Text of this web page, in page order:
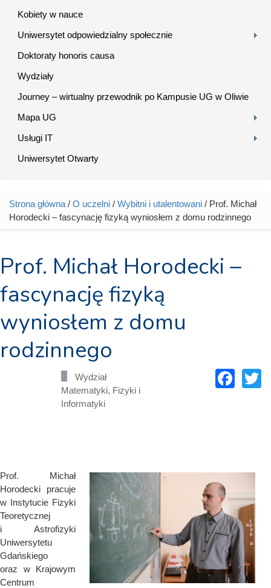
Kobiety w nauce
Uniwersytet odpowiedzialny społecznie
Doktoraty honoris causa
Wydziały
Journey – wirtualny przewodnik po Kampusie UG w Oliwie
Mapa UG
Usługi IT
Uniwersytet Otwarty
Jesteś tutaj
Strona główna / O uczelni / Wybitni i utalentowani / Prof. Michał
Horodecki – fascynację fizyką wyniosłem z domu rodzinnego
Prof. Michał Horodecki –
fascynację fizyką
wyniosłem z domu
rodzinnego
Wydział
Matematyki, Fizyki i
Informatyki
Prof. Michał
Horodecki pracuje
w Instytucie Fizyki
Teoretycznej
i Astrofizyki
Uniwersytetu
Gdańskiego
oraz w Krajowym
Centrum